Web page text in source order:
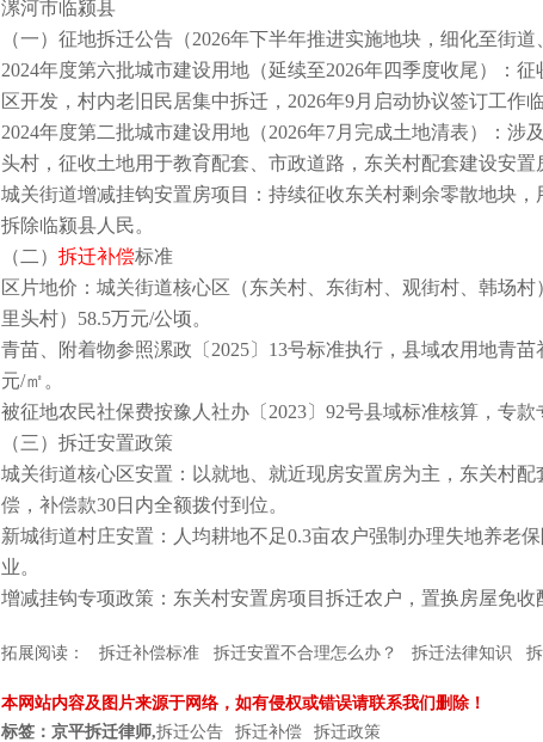
漯河市临颍县
（一）征地拆迁公告（2026年下半年推进实施地块，细化至街道
2024年度第六批城市建设用地（延续至2026年四季度收尾）：
区开发，村内老旧民居集中拆迁，2026年9月启动协议签订工作
2024年度第二批城市建设用地（2026年7月完成土地清表）：
头村，征收土地用于教育配套、市政道路，东关村配套建设安置
城关街道增减挂钩安置房项目：持续征收东关村剩余零散地块
拆除临颍县人民。
（二） 拆迁补偿标准
区片地价：城关街道核心区（东关村、东街村、观街村、韩场
里头村）58.5万元/公顷。
青苗、附着物参照漯政〔2025〕13号标准执行，县域农用地青苗
元/㎡。
被征地农民社保费按豫人社办〔2023〕92号县域标准核算，专款
（三）拆迁安置政策
城关街道核心区安置：以就地、就近现房安置房为主，东关村
偿，补偿款30日内全额拨付到位。
新城街道村庄安置：人均耕地不足0.3亩农户强制办理失地养老
业。
增减挂钩专项政策：东关村安置房项目拆迁农户，置换房屋免
拓展阅读： 拆迁补偿标准 拆迁安置不合理怎么办？ 拆迁法律知识
本网站内容及图片来源于网络，如有侵权或错误请联系我们删除！
标签：京平拆迁律师,拆迁公告 拆迁补偿
拆迁政策